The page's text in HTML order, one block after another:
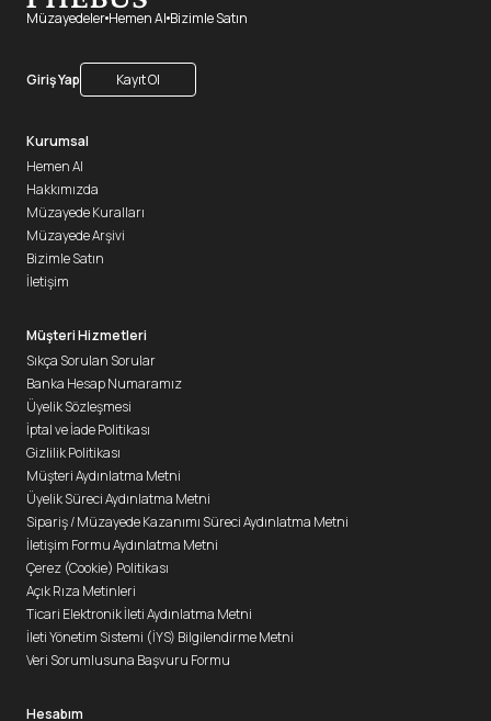
Müzayedeler Hemen Al Bizimle Satın
Giriş Yap Kayıt Ol
Kurumsal
Hemen Al
Hakkımızda
Müzayede Kuralları
Müzayede Arşivi
Bizimle Satın
İletişim
Müşteri Hizmetleri
Sıkça Sorulan Sorular
Banka Hesap Numaramız
Üyelik Sözleşmesi
İptal ve İade Politikası
Gizlilik Politikası
Müşteri Aydınlatma Metni
Üyelik Süreci Aydınlatma Metni
Sipariş / Müzayede Kazanımı Süreci Aydınlatma Metni
İletişim Formu Aydınlatma Metni
Çerez (Cookie) Politikası
Açık Rıza Metinleri
Ticari Elektronik İleti Aydınlatma Metni
İleti Yönetim Sistemi (İYS) Bilgilendirme Metni
Veri Sorumlusuna Başvuru Formu
Hesabım